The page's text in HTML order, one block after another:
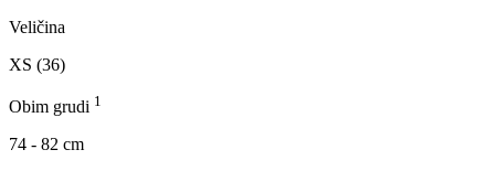
Veličina
XS (36)
Obim grudi 1
74 - 82 cm